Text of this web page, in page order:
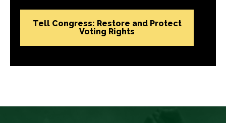
Tell Congress: Restore and Protect
Voting Rights